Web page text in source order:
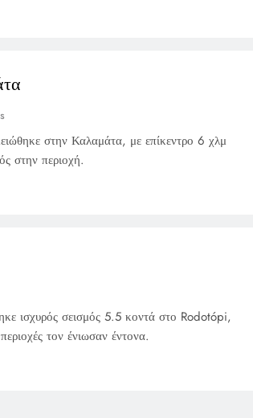
στην Καλαμάτα, με επίκεντρο 6 χλμ
στην περιοχή.
ισχυρός σεισμός 5.5 κοντά στο Rodotópi,
τον ένιωσαν έντονα.